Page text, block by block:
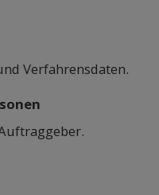
Verfahrensdaten.